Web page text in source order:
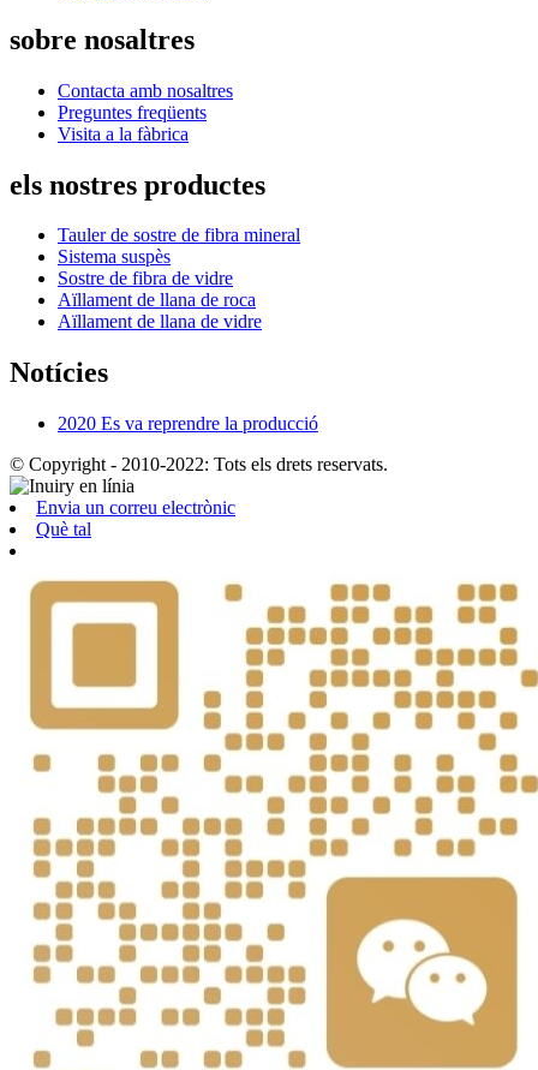
sobre nosaltres
Contacta amb nosaltres
Preguntes freqüents
Visita a la fàbrica
els nostres productes
Tauler de sostre de fibra mineral
Sistema suspès
Sostre de fibra de vidre
Aïllament de llana de roca
Aïllament de llana de vidre
Notícies
2020 Es va reprendre la producció
© Copyright - 2010-2022: Tots els drets reservats.
Envia un correu electrònic
Què tal